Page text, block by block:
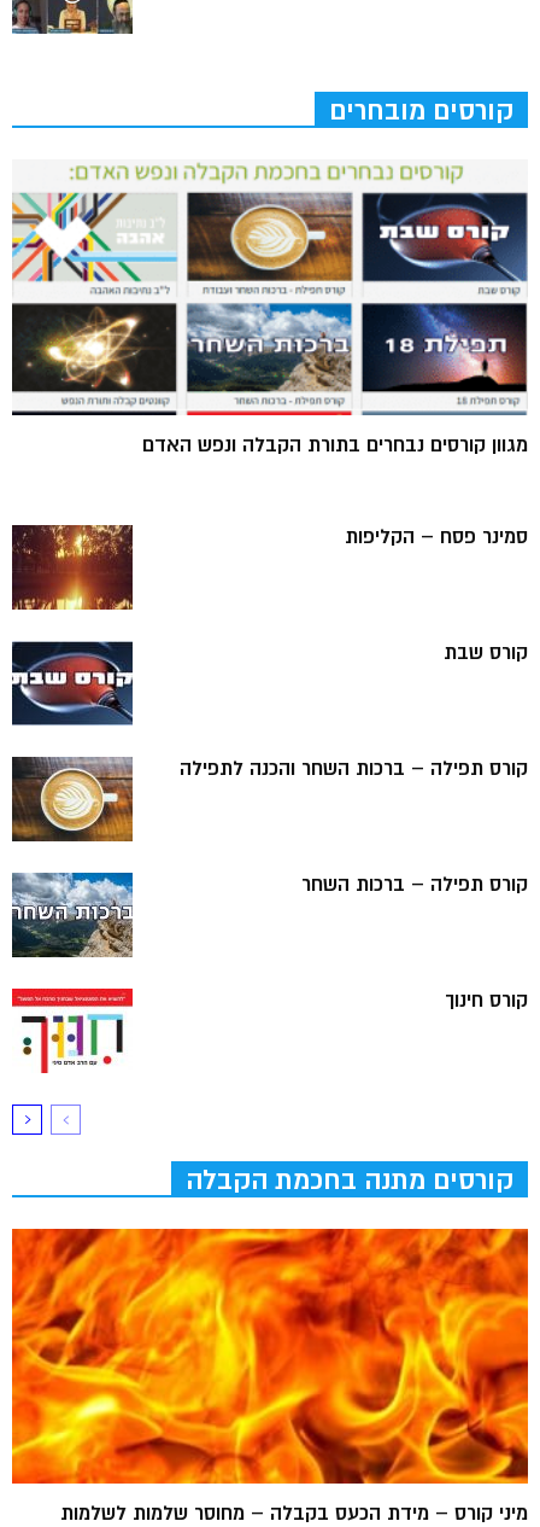
קורסים מובחרים
מגוון קורסים נבחרים בתורת הקבלה ונפש האדם
סמינר פסח – הקליפות
קורס שבת
קורס תפילה – ברכות השחר והכנה לתפילה
קורס תפילה – ברכות השחר
קורס חינוך
קורסים מתנה בחכמת הקבלה
מיני קורס – מידת הכעס בקבלה – מחוסר שלמות לשלמות